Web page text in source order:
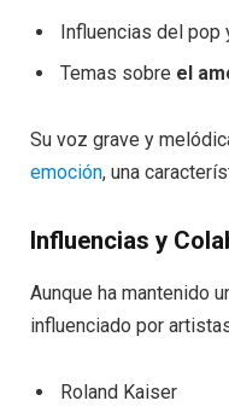
Influencias del pop
Temas sobre el
Su voz grave y
emoción, una
Influencias y
Aunque ha mantenido
influenciado por
Roland Kaiser